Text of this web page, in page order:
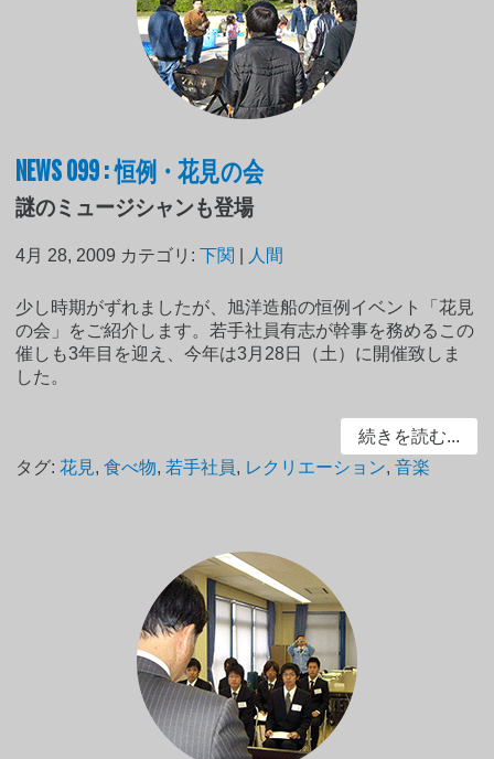
NEWS 099 : 恒例・花見の会
謎のミュージシャンも登場
4月 28, 2009 カテゴリ:下関 人間
少し時期がずれましたが、旭洋造船の恒例イベント「花見
の会」をご紹介します。若手社員有志が幹事を務めるこの
催しも3年目を迎え、今年は3月28日（土）に開催致しま
した。
続きを読む...
タグ:花見,食べ物, 若手社員, レクリエーション,音楽